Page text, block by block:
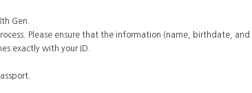
Gen.
Please ensure that the information (name, birthdate, and
exactly with your ID.